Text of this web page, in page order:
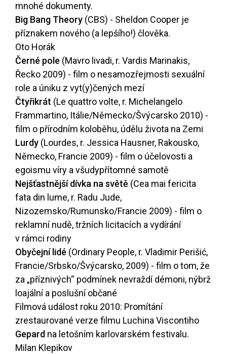
mnohé dokumenty.
Big Bang Theory (CBS) - Sheldon Cooper je
příznakem nového (a lepšího!) člověka.
Oto Horák
Černé pole (Mavro livadi, r. Vardis Marinakis,
Řecko 2009) - film o nesamozřejmosti sexuální
role a úniku z vyt(y)čených mezí
Čtyřikrát (Le quattro volte, r. Michelangelo
Frammartino, Itálie/Německo/Švýcarsko 2010) -
film o přírodním koloběhu, údělu života na Zemi
Lurdy (Lourdes, r. Jessica Hausner, Rakousko,
Německo, Francie 2009) - film o účelovosti a
egoismu víry a všudypřítomné samotě
Nejšťastnější dívka na světě (Cea mai fericita
fata din lume, r. Radu Jude,
Nizozemsko/Rumunsko/Francie 2009) - film o
reklamní nudě, tržních licitacích a vydírání
v rámci rodiny
Obyčejní lidé (Ordinary People, r. Vladimir Perišić,
Francie/Srbsko/Švýcarsko, 2009) - film o tom, že
za „příznivých“ podmínek nevraždí démoni, nýbrž
loajální a poslušní občané
Filmová událost roku 2010: Promítání
zrestaurované verze filmu Luchina Viscontiho
Gepard na letošním karlovarském festivalu.
Milan Klepikov